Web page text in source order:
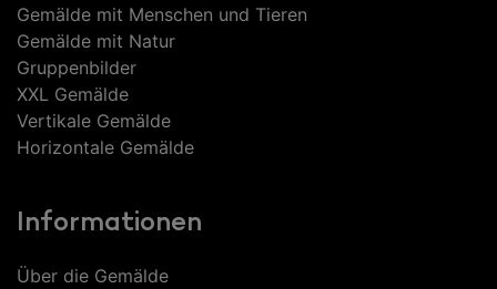
Gemälde mit Menschen und Tieren
Gemälde mit Natur
Gruppenbilder
XXL Gemälde
Vertikale Gemälde
Horizontale Gemälde
Informationen
Über die Gemälde